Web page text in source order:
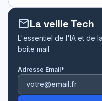
mailLa veille Tech
L'essentiel de l'IA et de
boîte mail.
Adresse Email*